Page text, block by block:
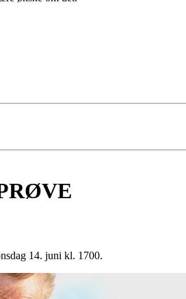
14. juni kl. 1700.